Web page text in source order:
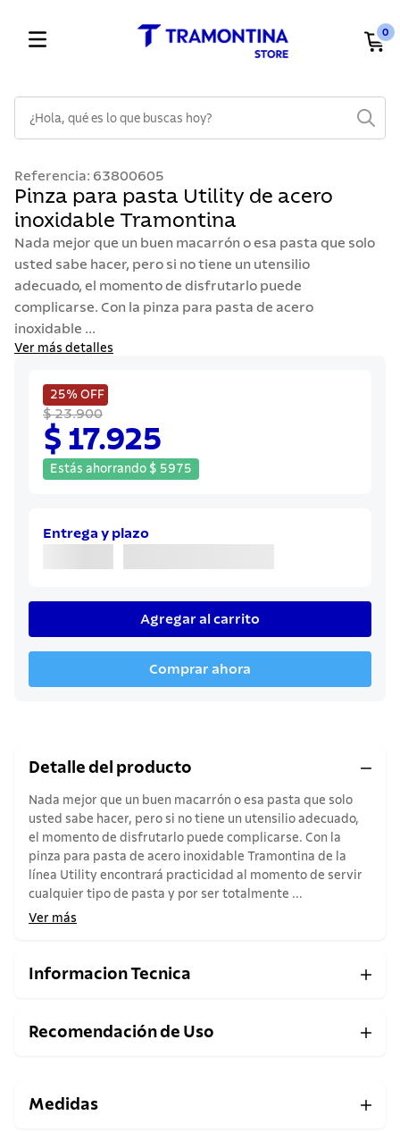
0
Referencia: 63800605
Pinza para pasta Utility de acero
inoxidable Tramontina
Nada mejor que un buen macarrón o esa pasta que solo
usted sabe hacer, pero si no tiene un utensilio
adecuado, el momento de disfrutarlo puede
complicarse. Con la pinza para pasta de acero
inoxidable ...
Ver más detalles
25% OFF
$ 23.900
$ 17.925
Estás ahorrando $ 5975
Entrega y plazo
Agregar al carrito
Comprar ahora
Detalle del producto
Nada mejor que un buen macarrón o esa pasta que solo
usted sabe hacer, pero si no tiene un utensilio adecuado,
el momento de disfrutarlo puede complicarse. Con la
pinza para pasta de acero inoxidable Tramontina de la
línea Utility encontrará practicidad al momento de servir
cualquier tipo de pasta y por ser totalmente ...
Ver más
Informacion Tecnica
Recomendación de Uso
Medidas
1 .
cuchillos
2.
cubiertos
3.
sarten
4 .
lavaplatos
5.
acero inoxidable
6.
ollas
sartenes
cuchillo
olla